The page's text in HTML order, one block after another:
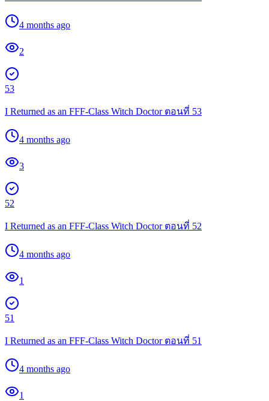
4 months ago
2
53
I Returned as an FFF-Class Witch Doctor ตอนที่ 53
4 months ago
3
52
I Returned as an FFF-Class Witch Doctor ตอนที่ 52
4 months ago
1
51
I Returned as an FFF-Class Witch Doctor ตอนที่ 51
4 months ago
1